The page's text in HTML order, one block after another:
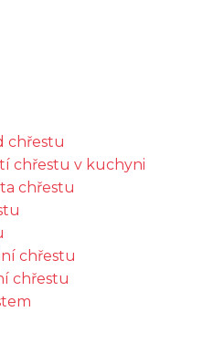
chřestu
chřestu v kuchyni
chřestu
chřestu
chřestu